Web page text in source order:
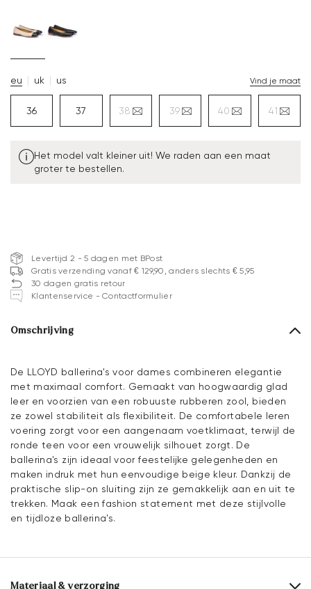
eu uk us Vind je maat
36 37 38 39 40 41
Het model valt kleiner uit! We raden aan een maat
groter te bestellen.
Levertijd 2 - 5 dagen met BPost
Gratis verzending vanaf € 129,90, anders slechts € 5,95
30 dagen gratis retour
Klantenservice - Contactformulier
Omschrijving
De LLOYD ballerina's voor dames combineren elegantie
met maximaal comfort. Gemaakt van hoogwaardig glad
leer en voorzien van een robuuste rubberen zool, bieden
ze zowel stabiliteit als flexibiliteit. De comfortabele leren
voering zorgt voor een aangenaam voetklimaat, terwijl de
ronde teen voor een vrouwelijk silhouet zorgt. De
ballerina's zijn ideaal voor feestelijke gelegenheden en
maken indruk met hun eenvoudige beige kleur. Dankzij de
praktische slip-on sluiting zijn ze gemakkelijk aan en uit te
trekken. Maak een fashion statement met deze stijlvolle
en tijdloze ballerina's.
Materiaal & verzorging